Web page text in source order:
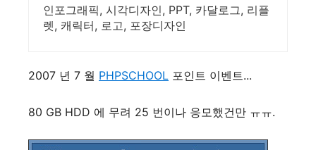
인포그래픽, 시각디자인, PPT, 카달로그, 리플
렛, 캐릭터, 로고, 포장디자인
2007 년 7 월 PHPSCHOOL 포인트 이벤트...
80 GB HDD 에 무려 25 번이나 응모했건만 ㅠㅠ.